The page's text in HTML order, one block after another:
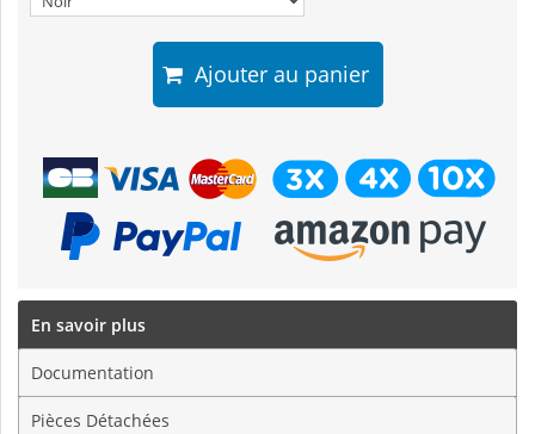
Ajouter au panier
En savoir plus
Documentation
Pièces Détachées